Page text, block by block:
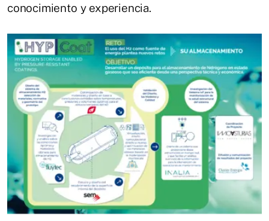
conocimiento y experiencia.